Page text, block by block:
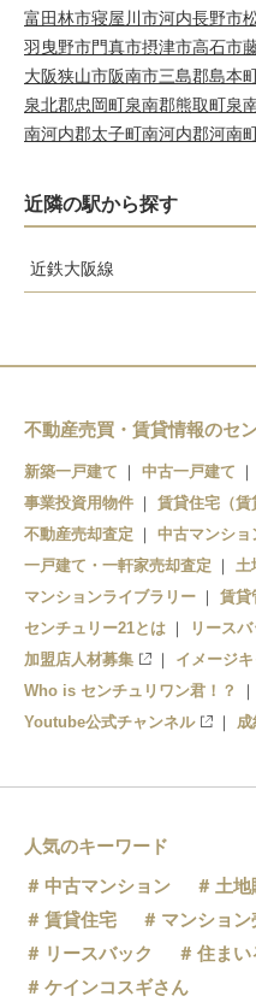
富田林市寝屋川市河内長野市
羽曳野市門真市摂津市高石市
大阪狭山市阪南市三島郡島本
泉北郡忠岡町泉南郡熊取町泉
南河内郡太子町南河内郡河南
近隣の駅から探す
近鉄大阪線
河内国分
不動産売買・賃貸情報のセ
新築一戸建て 中古一戸建て
事業投資用物件
賃貸住宅（賃
不動産売却査定
中古マンショ
一戸建て・一軒家売却査定
土
マンションライブラリー
賃貸
センチュリー21とは
リースバ
加盟店人材募集
イメージ
Who is センチュリワン君！？
Youtube公式チャンネル
成
人気のキーワード
中古マンション
土地
賃貸住宅
マンショ
リースバック
住まい
ケインコスギさん